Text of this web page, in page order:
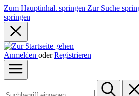
Zum Hauptinhalt springen Zur Suche
springen
Anmelden oder Registrieren